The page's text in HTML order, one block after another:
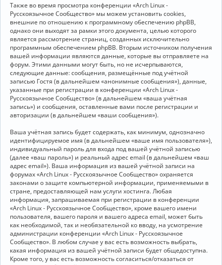
Также во время просмотра конференции «Arch Linux -
Русскоязычное Сообщество» мы можем установить cookies,
внешние по отношению к программному обеспечению phpBB,
однако они выходят за рамки этого документа, целью которого
является рассмотрение страниц, созданных исключительно
программным обеспечением phpBB. Вторым источником получения
вашей информации являются данные, которые вы отправляете на
форум. Этими данными могут быть, но не исчерпываются,
следующие данные: сообщения, размещённые под учётной
записью Гостя (в дальнейшем «анонимные сообщения»), данные,
указанные при регистрации в конференции «Arch Linux -
Русскоязычное Сообщество» (в дальнейшем «ваша учётная
запись») и сообщения, оставленные вами после регистрации и
авторизации (в дальнейшем «ваши сообщения»).
Ваша учётная запись будет содержать, как минимум, однозначно
идентифицируемое имя (в дальнейшем «ваше имя пользователя»),
индивидуальный пароль для входа под вашей учётной записью
(далее «ваш пароль») и реальный адрес email (в дальнейшем «ваш
адрес email»). Ваша информация из вашей учётной записи на
форумах «Arch Linux - Русскоязычное Сообщество» охраняется
законами о защите компьютерной информации, применяемыми в
стране, предоставляющей нам услуги хостинга. Любая
информация, запрашиваемая при регистрации в конференции
«Arch Linux - Русскоязычное Сообщество», кроме вашего имени
пользователя, вашего пароля и вашего адреса email, может быть
как необходимой, так и необязательной ко вводу, на усмотрение
администрации конференции «Arch Linux - Русскоязычное
Сообщество». В любом случае у вас есть возможность выбрать,
какая информация из вашей учётной записи будет общедоступна.
Кроме того, у вас есть возможность согласиться/отказаться от